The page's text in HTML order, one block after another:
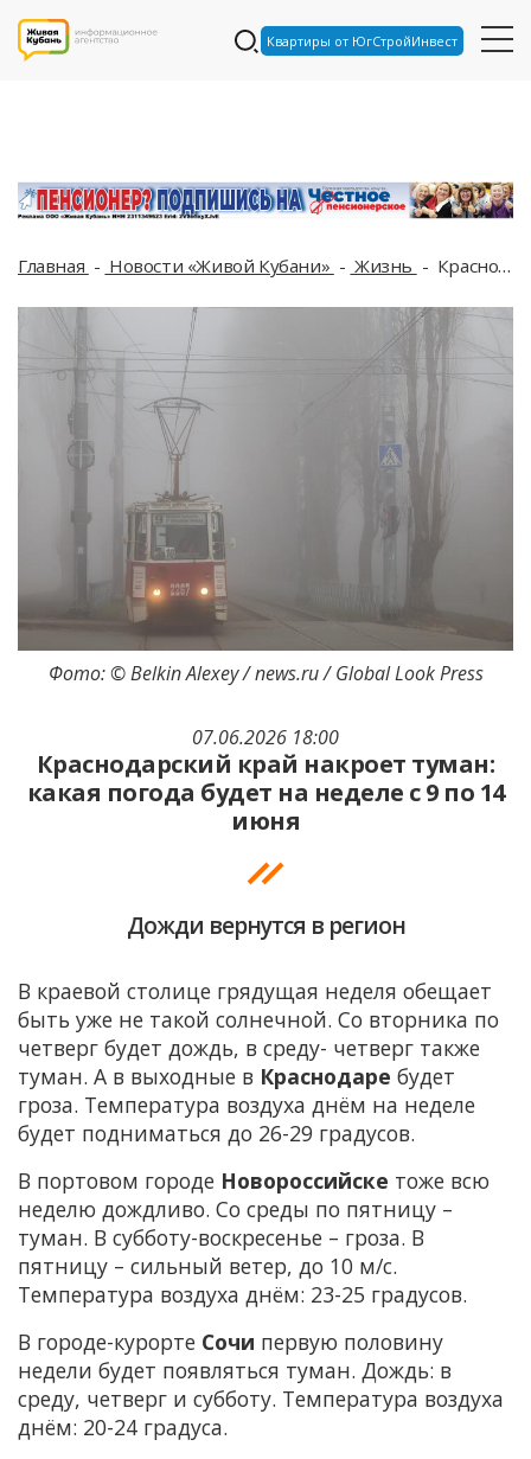
Квартиры от ЮгСтройИнвест
Главная Новости «Живой Кубани» Жизнь Краснодарский край накроет туман: какая погода будет на неделе с 9 по 14 июня
07.06.2026 18:00
Краснодарский край накроет туман:
какая погода будет на неделе с 9 по 14
июня
Дожди вернутся в регион
Фото: © Belkin Alexey / news.ru / Global Look Press
В краевой столице грядущая неделя обещает
быть уже не такой солнечной. Со вторника по
четверг будет дождь, в среду- четверг также
туман. А в выходные в Краснодаре будет
гроза. Температура воздуха днём на неделе
будет подниматься до 26-29 градусов.
В портовом городе Новороссийске тоже всю
неделю дождливо. Со среды по пятницу –
туман. В субботу-воскресенье – гроза. В
пятницу – сильный ветер, до 10 м/с.
Температура воздуха днём: 23-25 градусов.
В городе-курорте Сочи первую половину
недели будет появляться туман. Дождь: в
среду, четверг и субботу. Температура воздуха
днём: 20-24 градуса.